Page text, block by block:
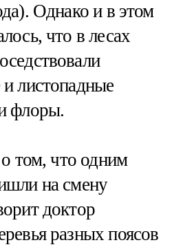
Однако и в этом
что в лесах
листопадные
флоры.
том, что одним
на смену
доктор
разных поясов